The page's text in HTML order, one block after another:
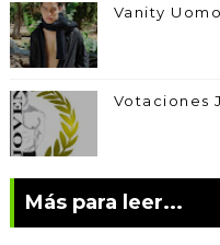
Vanity
Votaciones
Más para leer...